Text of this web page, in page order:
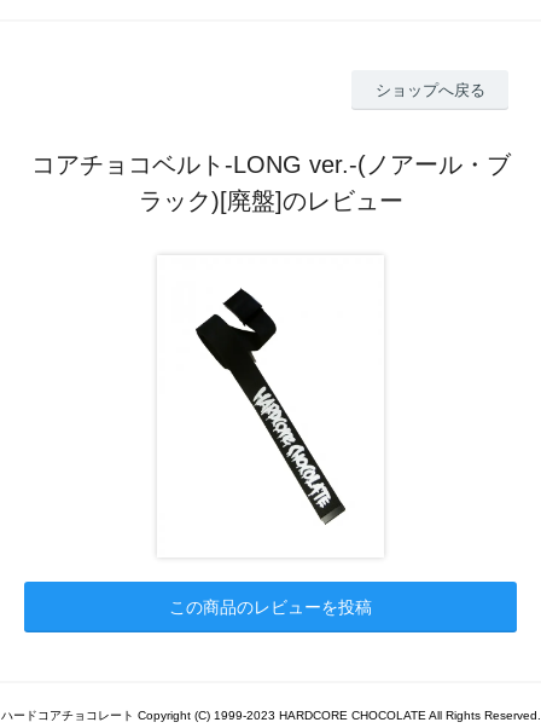
ショップへ戻る
コアチョコベルト-LONG ver.-(ノアール・ブ
ラック)[廃盤]のレビュー
この商品のレビューを投稿
ハードコアチョコレート Copyright (C) 1999-2023 HARDCORE CHOCOLATE All Rights Reserved.